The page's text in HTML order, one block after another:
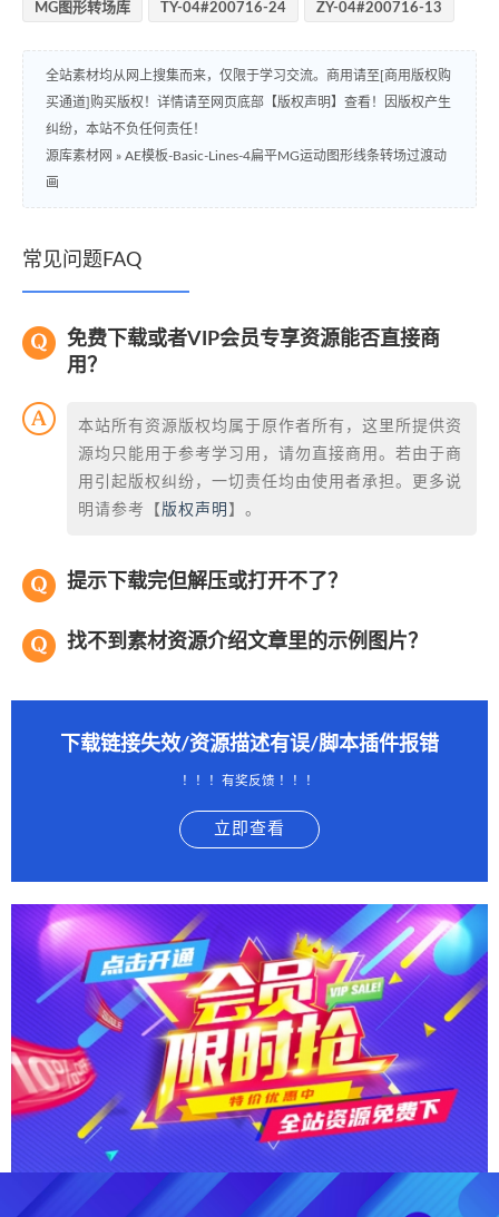
MG图形转场库 TY-04#200716-24 ZY-04#200716-13
全站素材均从网上搜集而来，仅限于学习交流。商用请至[商用版权购
买通道]购买版权！详情请至网页底部【版权声明】查看！因版权产生
纠纷，本站不负任何责任！
源库素材网 » AE模板-Basic-Lines-4扁平MG运动图形线条转场过渡动
画
常见问题FAQ
免费下载或者VIP会员专享资源能否直接商
用？
本站所有资源版权均属于原作者所有，这里所提供资
源均只能用于参考学习用，请勿直接商用。若由于商
用引起版权纠纷，一切责任均由使用者承担。更多说
明请参考【 版权声明 】。
提示下载完但解压或打开不了？
找不到素材资源介绍文章里的示例图片？
下载链接失效/资源描述有误/脚本插件报错
！！！有奖反馈 ！！！
立即查看